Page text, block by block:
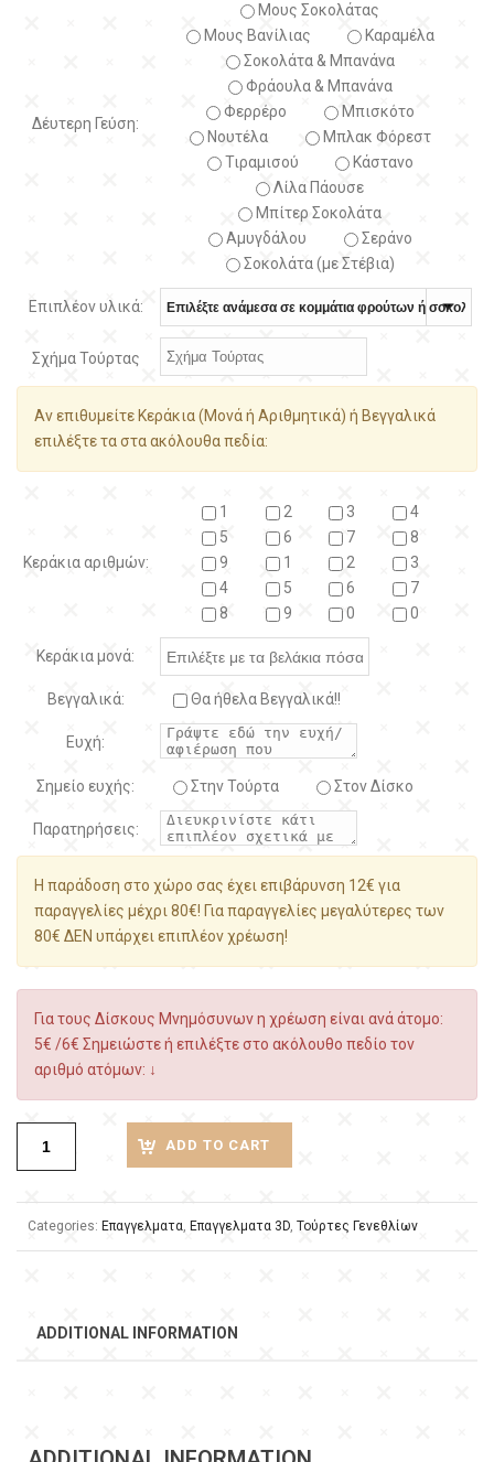
Δέυτερη Γεύση:
Μους Σοκολάτας
Μους Βανίλιας
Καραμέλα
Σοκολάτα & Μπανάνα
Φράουλα & Μπανάνα
Φερρέρο
Μπισκότο
Νουτέλα
Μπλακ Φόρεστ
Τιραμισού
Κάστανο
Λίλα Πάουσε
Μπίτερ Σοκολάτα
Αμυγδάλου
Σεράνο
Σοκολάτα (με Στέβια)
Επιπλέον υλικά:
Σχήμα Τούρτας
Αν επιθυμείτε Κεράκια (Μονά ή Αριθμητικά) ή Βεγγαλικά
επιλέξτε τα στα ακόλουθα πεδία:
Κεράκια αριθμών:
1 2 3
4
5
6 7
8
9
1 2
3
4
5 6
7
8
9 0 0
Κεράκια μονά:
Βεγγαλικά: Θα ήθελα Βεγγαλικά!!
Ευχή:
Σημείο ευχής: Στην Τούρτα Στον Δίσκο
Παρατηρήσεις:
Η παράδοση στο χώρο σας έχει επιβάρυνση 12€ για
παραγγελίες μέχρι 80€! Για παραγγελίες μεγαλύτερες των
80€ ΔΕΝ υπάρχει επιπλέον χρέωση!
Για τους Δίσκους Μνημόσυνων η χρέωση είναι ανά άτομο:
5€ /6€ Σημειώστε ή επιλέξτε στο ακόλουθο πεδίο τον
αριθμό ατόμων: ↓
ADD TO CART
Categories: Επαγγελματα, Επαγγελματα 3D, Τούρτες Γενεθλίων
ADDITIONAL INFORMATION